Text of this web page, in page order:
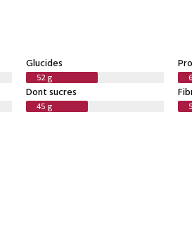
Glucides
52 g
Dont sucres
45 g